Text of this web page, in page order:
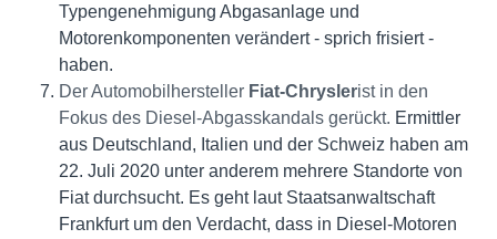
Typengenehmigung Abgasanlage und
Motorenkomponenten verändert - sprich frisiert -
haben.
Der Automobilhersteller Fiat-Chryslerist in den
Fokus des Diesel-Abgasskandals gerückt. Ermittler
aus Deutschland, Italien und der Schweiz haben am
22. Juli 2020 unter anderem mehrere Standorte von
Fiat durchsucht. Es geht laut Staatsanwaltschaft
Frankfurt um den Verdacht, dass in Diesel-Motoren